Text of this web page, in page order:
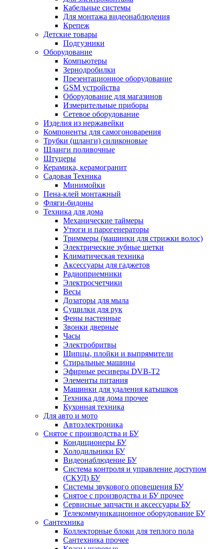
Кабельные системы
Для монтажа видеонаблюдения
Крепеж
Детские товары
Подгузники
Оборудование
Компьютеры
Зернодробилки
Презентационное оборудование
GSM устройства
Оборудование для магазинов
Измерительные приборы
Сетевое оборудование
Изделия из нержавейки
Компоненты для самогоноварения
Трубки (шланги) силиконовые
Шланги поливочные
Штуцеры
Керамика, керамогранит
Садовая Техника
Минимойки
Пена-клей монтажный
Фляги-бидоны
Техника для дома
Механические таймеры
Утюги и парогенераторы
Триммеры (машинки для стрижки волос)
Электрические зубные щетки
Климатическая техника
Аксессуары для гаджетов
Радиоприемники
Электросчетчики
Весы
Дозаторы для мыла
Сушилки для рук
Фены настенные
Звонки дверные
Часы
Электробритвы
Щипцы, плойки и выпрямители
Стиральные машины
Эфирные ресиверы DVB-T2
Элементы питания
Машинки для удаления катышков
Техника для дома прочее
Кухонная техника
Для авто и мото
Автоэлектроника
Снятое с производства и БУ
Кондиционеры БУ
Холодильники БУ
Видеонаблюдение БУ
Система контроля и управление доступом
(СКУД) БУ
Системы звукового оповещения БУ
Снятое с производства и БУ прочее
Сервисные запчасти и аксессуары БУ
Телекоммуникационное оборудование БУ
Сантехника
Коллекторные блоки для теплого пола
Сантехника прочее